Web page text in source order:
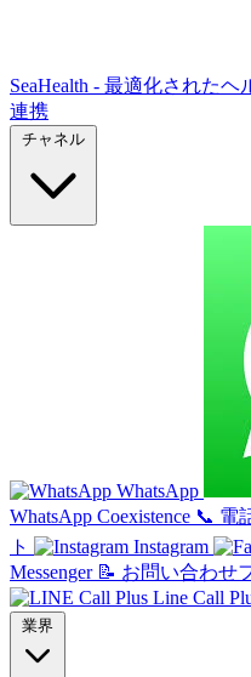
SeaHealth - 最適化されたヘ
連携
チャネル
WhatsApp
WhatsApp Coexistence 📞 電
ト
Instagram
Messenger 📝 お問い合わせ
Line Call
業界